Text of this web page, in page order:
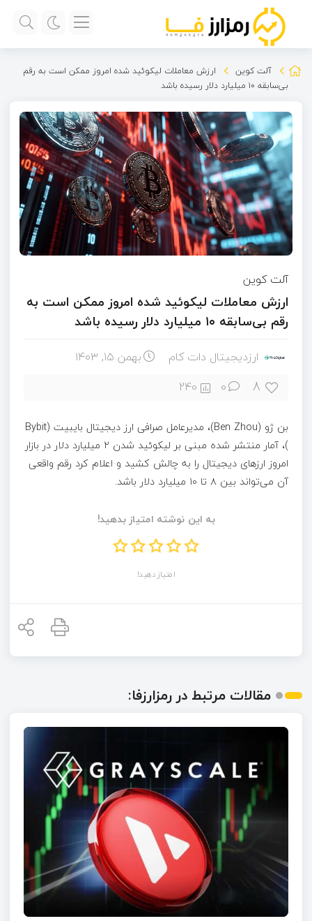
آلت کوین
ارزش معاملات لیکوئید شده امروز ممکن است به رقم
بی‌سابقه ۱۰ میلیارد دلار رسیده باشد
آلت کوین
ارزش معاملات لیکوئید شده امروز ممکن است به
رقم بی‌سابقه ۱۰ میلیارد دلار رسیده باشد
ارزدیجیتال دات کام بهمن ۱۵, ۱۴۰۳
8
0
240
بن ژو (Ben Zhou)، مدیرعامل صرافی ارز دیجیتال بایبیت (Bybit
)، آمار منتشر شده مبنی بر لیکوئید شدن ۲ میلیارد دلار در بازار
امروز ارزهای دیجیتال را به چالش کشید و اعلام کرد رقم واقعی
آن می‌تواند بین ۸ تا ۱۰ میلیارد دلار باشد.
به این نوشته امتیاز بدهید!
امتیاز دهید!
مقالات مرتبط در رمزارزفا: